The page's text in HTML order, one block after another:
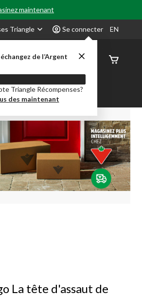
maintenant
Triangle Se connecter
de l’Argent
Triangle Récompenses?
des maintenant
EN
État de
City Centre-auto
La tête d'assaut de